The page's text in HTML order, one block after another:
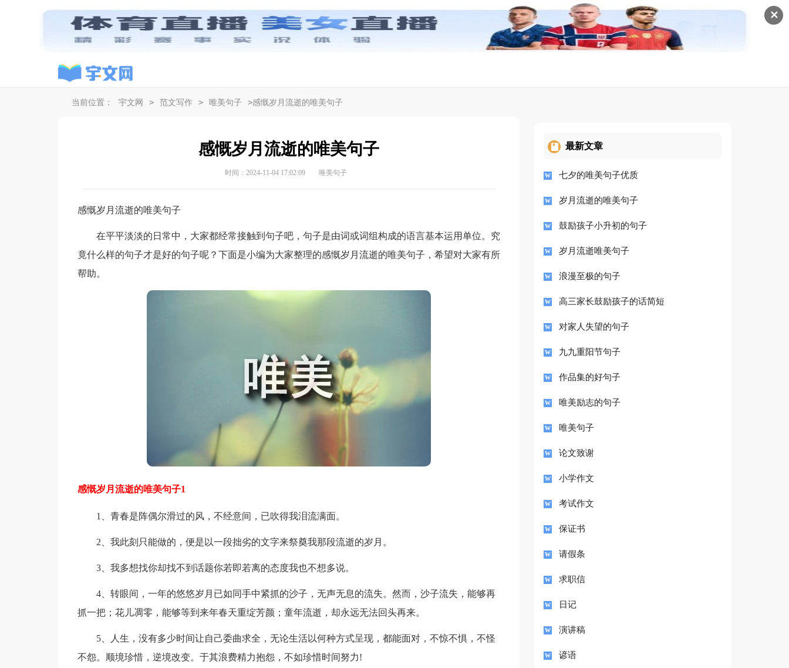
✕
当前位置： 宇文网 > 范文写作 > 唯美句子 >感慨岁月流逝的唯美句子
感慨岁月流逝的唯美句子
时间：2024-11-04 17:02:09 唯美句子
感慨岁月流逝的唯美句子
在平平淡淡的日常中，大家都经常接触到句子吧，句子是由词或词组构成的语言基本运用单位。究
竟什么样的句子才是好的句子呢？下面是小编为大家整理的感慨岁月流逝的唯美句子，希望对大家有所
帮助。
感慨岁月流逝的唯美句子1
1、青春是阵偶尔滑过的风，不经意间，已吹得我泪流满面。
2、我此刻只能做的，便是以一段拙劣的文字来祭奠我那段流逝的岁月。
3、我多想找你却找不到话题你若即若离的态度我也不想多说。
4、转眼间，一年的悠悠岁月已如同手中紧抓的沙子，无声无息的流失。然而，沙子流失，能够再
抓一把；花儿凋零，能够等到来年春天重绽芳颜；童年流逝，却永远无法回头再来。
5、人生，没有多少时间让自己委曲求全，无论生活以何种方式呈现，都能面对，不惊不惧，不怪
不怨。顺境珍惜，逆境改变。于其浪费精力抱怨，不如珍惜时间努力!
最新文章
七夕的唯美句子优质
岁月流逝的唯美句子
鼓励孩子小升初的句子
岁月流逝唯美句子
浪漫至极的句子
高三家长鼓励孩子的话简短
对家人失望的句子
九九重阳节句子
作品集的好句子
唯美励志的句子
唯美句子
论文致谢
小学作文
考试作文
保证书
请假条
求职信
日记
演讲稿
谚语